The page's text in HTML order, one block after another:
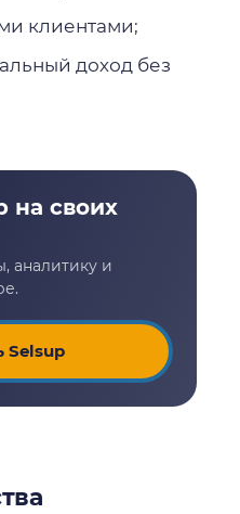
клиентами;
доход без
Selsup